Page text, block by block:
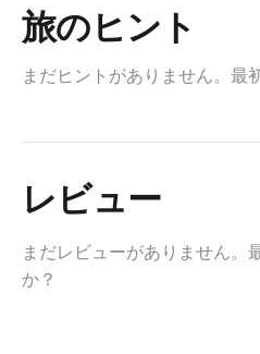
旅のヒント
まだヒントがありません。最
レビュー
まだレビューがありません。
か？